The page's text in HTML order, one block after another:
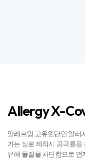
Allergy X-
알레르망 고유원단인 알러
가는 실로 제직시 공극률
유해 물질을 차단함으로